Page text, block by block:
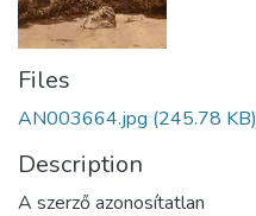
Files
AN003664.jpg (245.78 KB)
Description
A szerző azonosítatlan